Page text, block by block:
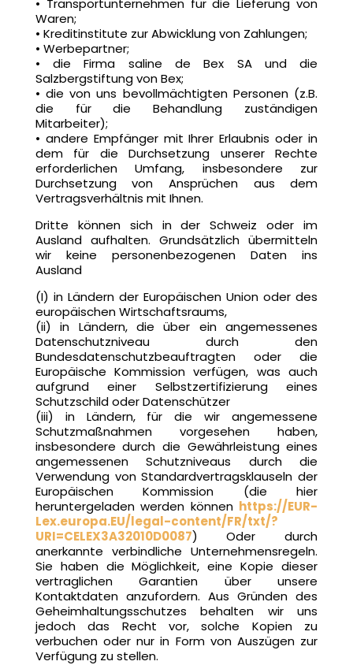
• Transportunternehmen für die Lieferung von
Waren;
• Kreditinstitute zur Abwicklung von Zahlungen;
• Werbepartner;
• die Firma saline de Bex SA und die
Salzbergstiftung von Bex;
• die von uns bevollmächtigten Personen (z.B.
die für die Behandlung zuständigen
Mitarbeiter);
• andere Empfänger mit Ihrer Erlaubnis oder in
dem für die Durchsetzung unserer Rechte
erforderlichen Umfang, insbesondere zur
Durchsetzung von Ansprüchen aus dem
Vertragsverhältnis mit Ihnen.
Dritte können sich in der Schweiz oder im
Ausland aufhalten. Grundsätzlich übermitteln
wir keine personenbezogenen Daten ins
Ausland
(I) in Ländern der Europäischen Union oder des
europäischen Wirtschaftsraums,
(ii) in Ländern, die über ein angemessenes
Datenschutzniveau durch den
Bundesdatenschutzbeauftragten oder die
Europäische Kommission verfügen, was auch
aufgrund einer Selbstzertifizierung eines
Schutzschild oder Datenschützer
(iii) in Ländern, für die wir angemessene
Schutzmaßnahmen vorgesehen haben,
insbesondere durch die Gewährleistung eines
angemessenen Schutzniveaus durch die
Verwendung von Standardvertragsklauseln der
Europäischen Kommission (die hier
heruntergeladen werden können https://EUR-
Lex.europa.EU/legal-content/FR/txt/?
URI=CELEX3A32010D0087) Oder durch
anerkannte verbindliche Unternehmensregeln.
Sie haben die Möglichkeit, eine Kopie dieser
vertraglichen Garantien über unsere
Kontaktdaten anzufordern. Aus Gründen des
Geheimhaltungsschutzes behalten wir uns
jedoch das Recht vor, solche Kopien zu
verbuchen oder nur in Form von Auszügen zur
Verfügung zu stellen.